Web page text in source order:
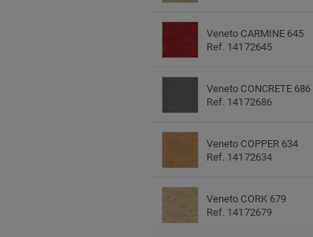
Veneto CARMINE 645
Ref. 14172645
Veneto CONCRETE 686
Ref. 14172686
Veneto COPPER 634
Ref. 14172634
Veneto CORK 679
Ref. 14172679